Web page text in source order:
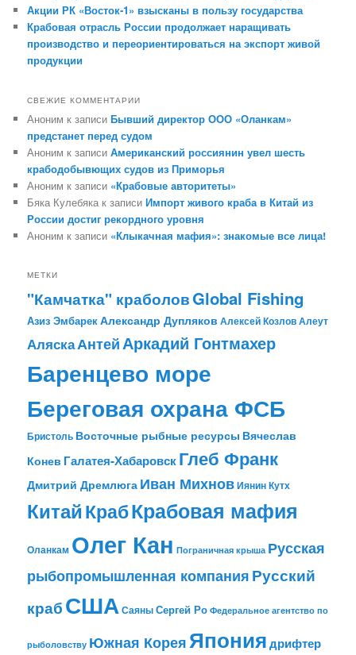
Акции РК «Восток-1» взысканы в пользу государства
Крабовая отрасль России продолжает наращивать
производство и переориентироваться на экспорт живой
продукции
СВЕЖИЕ КОММЕНТАРИИ
Аноним к записиБывший директор ООО «Оланкам»
предстанет перед судом
Аноним к записиАмериканский россиянин увел шесть
крабодобывющих судов из Приморья
Аноним к записи «Крабовые авторитеты»
Бяка Кулебяка к записиИмпорт живого краба в Китай из
России достиг рекордного уровня
Аноним к записи «Клыкачная мафия»: знакомые все лица!
МЕТКИ
"Камчатка" краболовGlobal Fishing
Азиз ЭмбарекАлександр Дупляков Алексей КозловАлеут
АляскаАнтейАркадий Гонтмахер
Баренцево море
Береговая охрана ФСБ
Бристоль Восточные рыбные ресурсы Вячеслав
Конев Галатея-ХабаровскГлеб Франк
Дмитрий Дремлюга Иван МихновИянин Кутх
КитайКрабКрабовая мафия
Оланкам Олег Кан Пограничная крыша Русская
рыбопромышленная компанияРусский
крабСШАСаяныСергей Ро Федеральное агентство по
рыболовству Южная КореяЯпониядрифтер